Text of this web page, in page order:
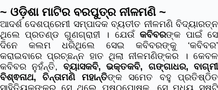
~ ଓଡ଼ିଶା ମାଟିର ବରପୁତ୍ର ନୀଳମଣି ~
ଆଦର୍ଶ ଦେଶପ୍ରେମୀ ସମ୍ପାଦକ ବ୍ୟତୀତ ନୀଳମଣି ବିଦ୍ୟାରତ୍ନ
ଥିଲେ ପ୍ରତଣ୍ଡ ଗୁଣଗ୍ରାହୀ । ଯେଉଁକବିବରଙ୍କ ପାଇଁ ସେ
ଦିନେ କଲମ ଧରିଥିଲେ ସେଇ କବିବରଙ୍କୁ ‘କବିବର’
କରାଇବାରେ ପ୍ରଚ୍ଛନ୍ନ ହାତ ଥିଲା ନୀଳମଣିଙ୍କର । କେବଳ
କବିବର ନୁହଁନ୍ତି, ବ୍ୟାସକବି, ଭକ୍ତକବି, ଗଙ୍ଗାଧର, ବାଗ୍ମୀ
ବିଶ୍ଵନାଥ, ଚିନ୍ତାମଣି ମହାନ୍ତିଙ୍କ ସମେତ ବହୁ ପ୍ରତିଷ୍ଠିତ
ସାହିତ୍ୟିକଙ୍କର ସେ ଥିଲେ ପୃଷ୍ଠପୋଷକ, ସେ ମଧ୍ୟ ସୃଷ୍ଟି